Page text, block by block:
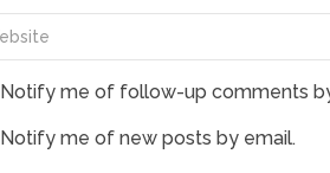
Notify me of follow-up comments
Notify me of new posts by email.